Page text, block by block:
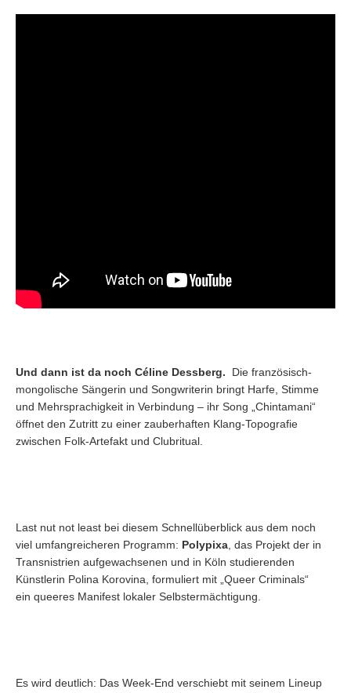
Und dann ist da noch Céline Dessberg.
Die französisch-
mongolische Sängerin und Songwriterin bringt Harfe, Stimme
und Mehrsprachigkeit in Verbindung – ihr Song „Chintamani“
öffnet den Zutritt zu einer zauberhaften Klang-Topografie
zwischen Folk-Artefakt und Clubritual.
Last nut not least bei diesem Schnellüberblick aus dem noch
viel umfangreicheren Programm: Polypixa , das Projekt der in
Transnistrien aufgewachsenen und in Köln studierenden
Künstlerin Polina Korovina, formuliert mit „Queer Criminals“
ein queeres Manifest lokaler Selbstermächtigung.
Es wird deutlich: Das Week-End verschiebt mit seinem Lineup